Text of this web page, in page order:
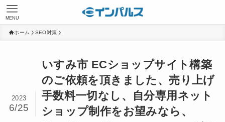
MENU
ホーム SEO対策
いすみ市 ECショップサイト構築
のご依頼を頂きました、売り上げ
手数料一切なし、自分専用ネット
ショップ制作をお望みなら、
2023
6/25